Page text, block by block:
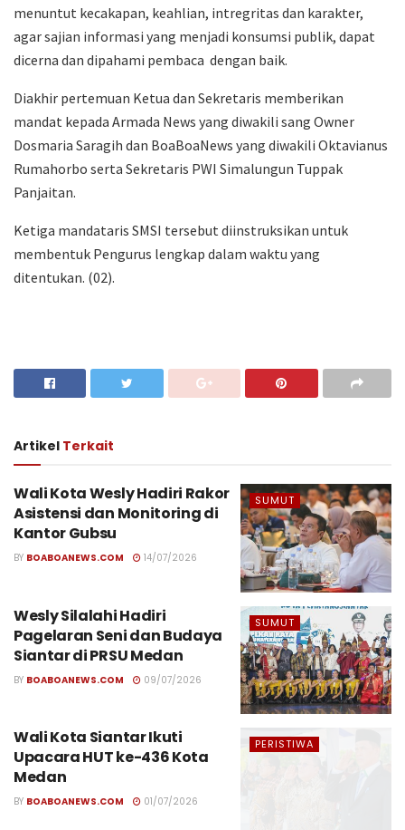
menuntut kecakapan, keahlian, intregritas dan karakter,
agar sajian informasi yang menjadi konsumsi publik, dapat
dicerna dan dipahami pembaca dengan baik.
Diakhir pertemuan Ketua dan Sekretaris memberikan
mandat kepada Armada News yang diwakili sang Owner
Dosmaria Saragih dan BoaBoaNews yang diwakili Oktavianus
Rumahorbo serta Sekretaris PWI Simalungun Tuppak
Panjaitan.
Ketiga mandataris SMSI tersebut diinstruksikan untuk
membentuk Pengurus lengkap dalam waktu yang
ditentukan. (02).
Artikel Terkait
SUMUT
Wali Kota Wesly Hadiri Rakor
Asistensi dan Monitoring di
Kantor Gubsu
BY BOABOANEWS.COM 14/07/2026
SUMUT
Wesly Silalahi Hadiri
Pagelaran Seni dan Budaya
Siantar di PRSU Medan
BY BOABOANEWS.COM 09/07/2026
PERISTIWA
Wali Kota Siantar Ikuti
Upacara HUT ke-436 Kota
Medan
BY BOABOANEWS.COM 01/07/2026